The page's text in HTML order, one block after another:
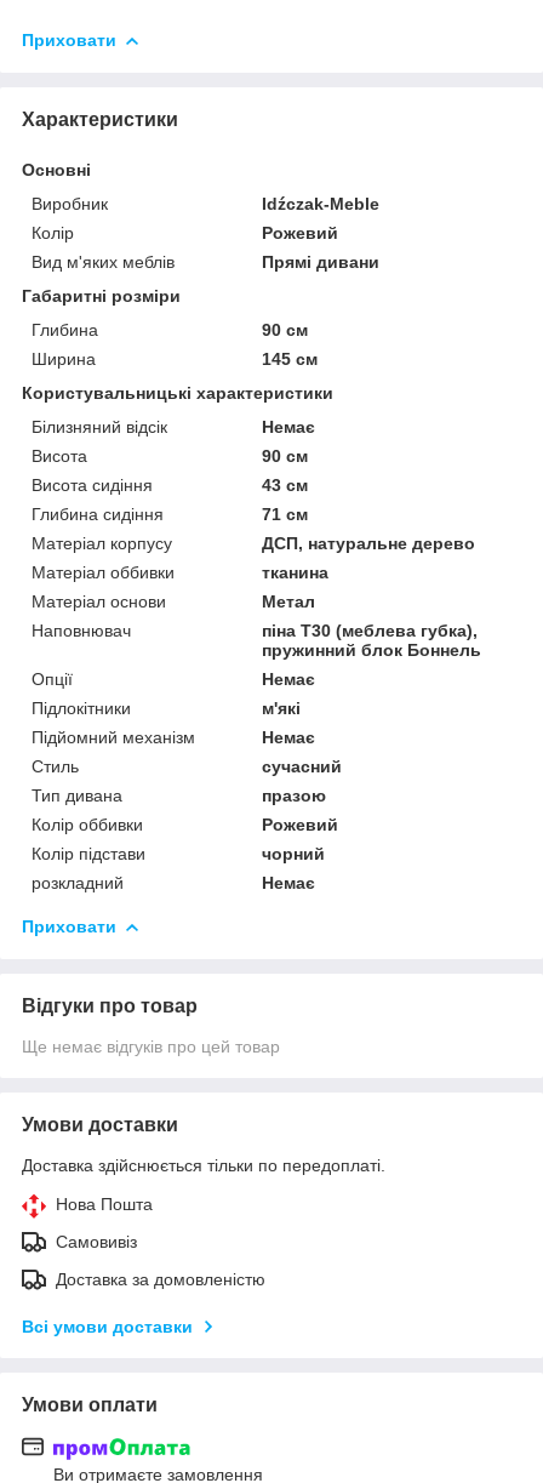
Приховати
Характеристики
Основні
Виробник
Idźczak-Meble
Колір
Рожевий
Вид м'яких меблів
Прямі дивани
Габаритні розміри
Глибина
90 см
Ширина
145 см
Користувальницькі характеристики
Білизняний відсік
Немає
Висота
90 см
Висота сидіння
43 см
Глибина сидіння
71 см
Матеріал корпусу
ДСП, натуральне дерево
Матеріал оббивки
тканина
Матеріал основи
Метал
Наповнювач
піна T30 (меблева губка),
пружинний блок Боннель
Опції
Немає
Підлокітники
м'які
Підйомний механізм
Немає
Стиль
сучасний
Тип дивана
празою
Колір оббивки
Рожевий
Колір підстави
чорний
розкладний
Немає
Приховати
Відгуки про товар
Ще немає відгуків про цей товар
Умови доставки
Доставка здійснюється тільки по передоплаті.
Нова Пошта
Самовивіз
Доставка за домовленістю
Всі умови доставки
Умови оплати
Ви отримаєте замовлення